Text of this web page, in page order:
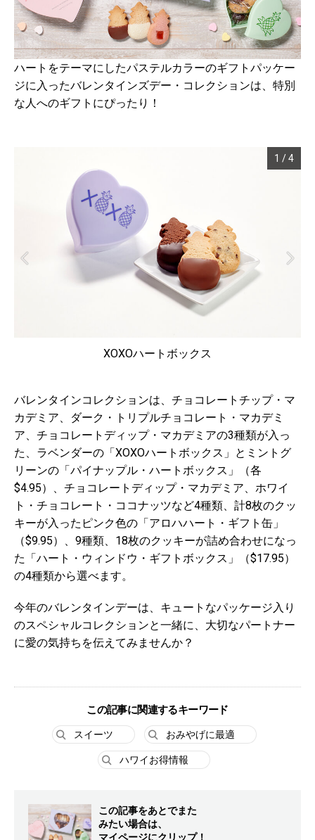
ハートをテーマにしたパステルカラーのギフトパッケー
ジに入ったバレンタインズデー・コレクションは、特別
な人へのギフトにぴったり！
XOXOハートボックス
1 /4
バレンタインコレクションは、チョコレートチップ・マ
カデミア、ダーク・トリプルチョコレート・マカデミ
ア、チョコレートディップ・マカデミアの3種類が入っ
た、ラベンダーの「XOXOハートボックス」とミントグ
リーンの「パイナップル・ハートボックス」（各
$4.95）、チョコレートディップ・マカデミア、ホワイ
ト・チョコレート・ココナッツなど4種類、計8枚のクッ
キーが入ったピンク色の「アロハハート・ギフト缶」
（$9.95）、9種類、18枚のクッキーが詰め合わせになっ
た「ハート・ウィンドウ・ギフトボックス」（$17.95）
の4種類から選べます。
今年のバレンタインデーは、キュートなパッケージ入り
のスペシャルコレクションと一緒に、大切なパートナー
に愛の気持ちを伝えてみませんか？
この記事に関連するキーワード
スイーツ おみやげに最適
ハワイお得情報
この記事をあとでまた
みたい場合は、
マイページにクリップ！